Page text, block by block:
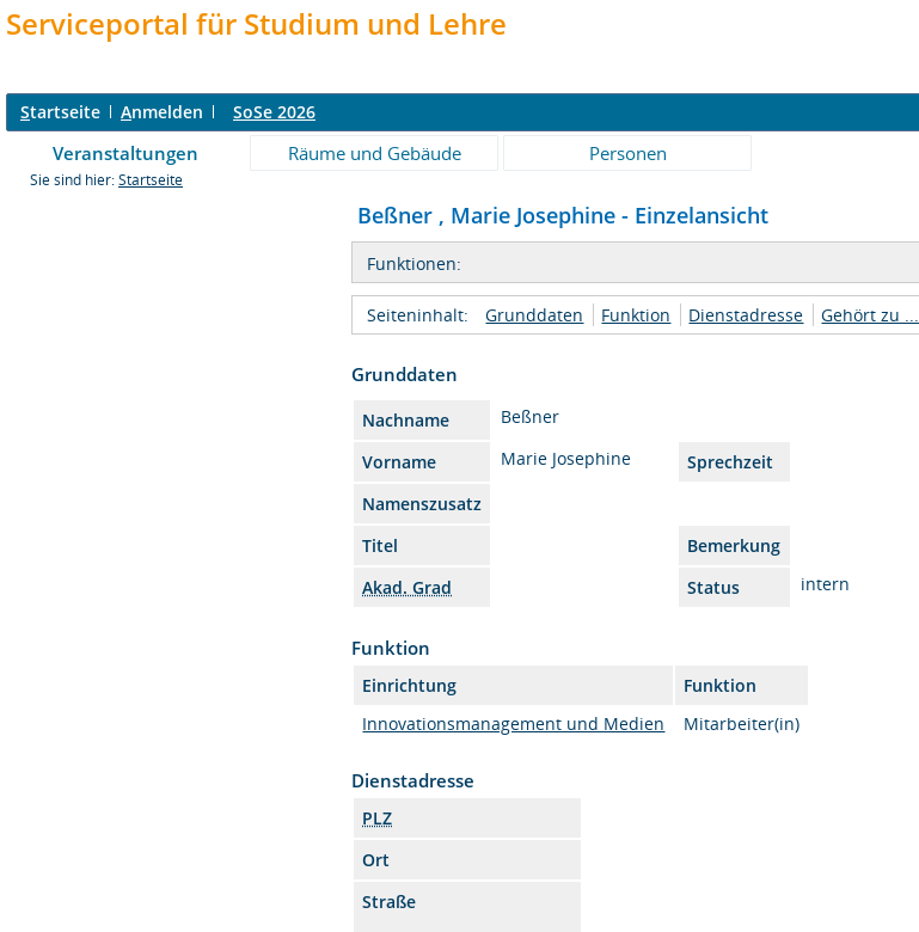
Serviceportal für Studium und Lehre
Startseite Anmelden SoSe 2026
Veranstaltungen Räume und Gebäude Personen
Sie sind hier: Startseite
Beßner , Marie Josephine - Einzelansicht
Funktionen:
Seiteninhalt: Grunddaten Funktion Dienstadresse Gehört zu ...
Grunddaten
Nachname
Beßner
Vorname
Marie Josephine
Sprechzeit
Namenszusatz
Titel
Bemerkung
Akad. Grad
Status intern
Funktion
Einrichtung
Funktion
Innovationsmanagement und Medien
Mitarbeiter(in)
Dienstadresse
PLZ
Ort
Straße